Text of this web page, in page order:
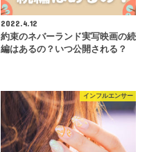
2022.4.12
約束のネバーランド実写映画の続
編はあるの？いつ公開される？
インフルエンサー